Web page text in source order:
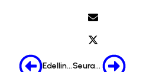
Edellinen Seuraava